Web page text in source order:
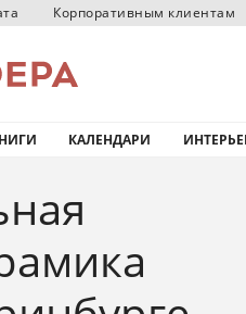
Корпоративным клиентам
КАЛЕНДАРИ